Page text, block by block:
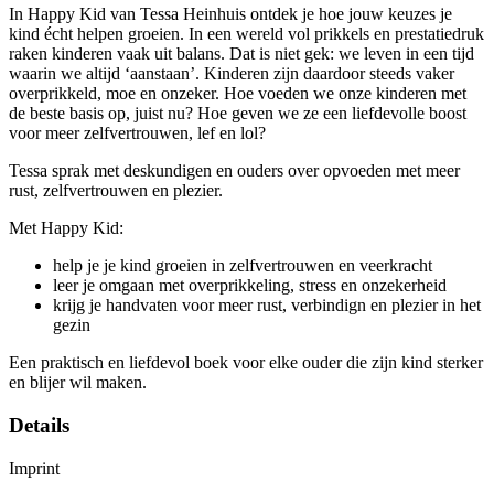
In Happy Kid van Tessa Heinhuis ontdek je hoe jouw keuzes je
kind écht helpen groeien. In een wereld vol prikkels en prestatiedruk
raken kinderen vaak uit balans. Dat is niet gek: we leven in een tijd
waarin we altijd ‘aanstaan’. Kinderen zijn daardoor steeds vaker
overprikkeld, moe en onzeker. Hoe voeden we onze kinderen met
de beste basis op, juist nu? Hoe geven we ze een liefdevolle boost
voor meer zelfvertrouwen, lef en lol?
Tessa sprak met deskundigen en ouders over opvoeden met meer
rust, zelfvertrouwen en plezier.
Met Happy Kid:
help je je kind groeien in zelfvertrouwen en veerkracht
leer je omgaan met overprikkeling, stress en onzekerheid
krijg je handvaten voor meer rust, verbindign en plezier in het
gezin
Een praktisch en liefdevol boek voor elke ouder die zijn kind sterker
en blijer wil maken.
Details
Imprint